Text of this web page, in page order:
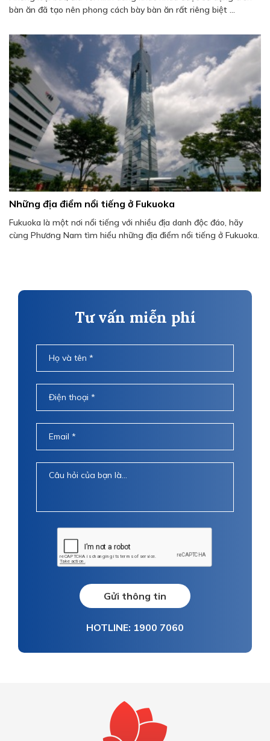
bàn ăn đã tạo nên phong cách bày bàn ăn rất riêng biệt ...
Những địa điểm nổi tiếng ở Fukuoka
Fukuoka là một nơi nổi tiếng với nhiều địa danh độc đáo, hãy
cùng Phương Nam tìm hiểu những địa điểm nổi tiếng ở Fukuoka.
Tư vấn miễn phí
Gửi thông tin
HOTLINE: 1900 7060